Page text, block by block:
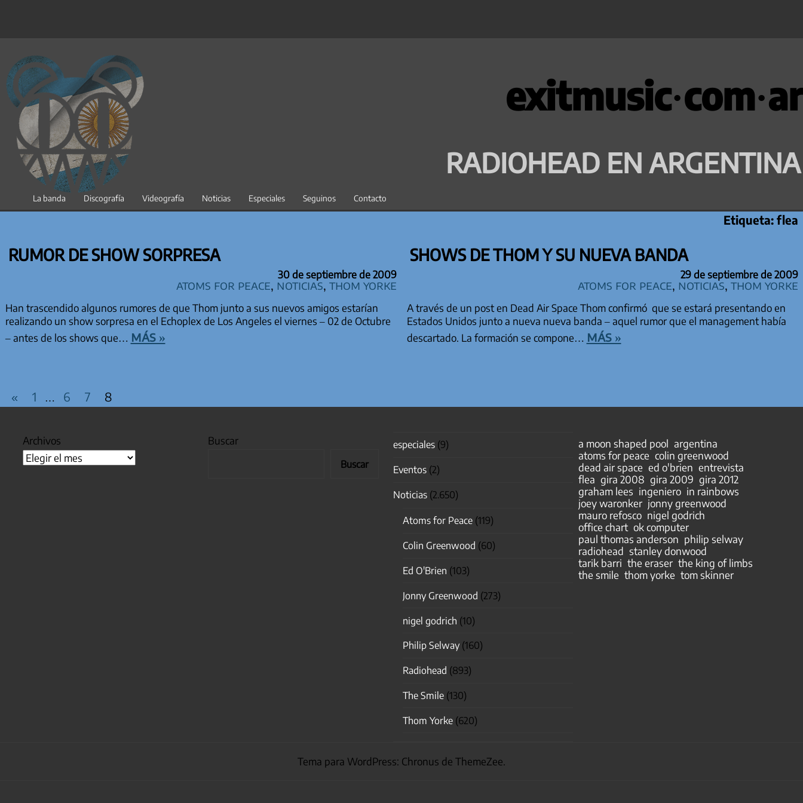
contenido
exitmusic·com·ar
RADIOHEAD EN ARGENTINA
La banda Discografía Videografía Noticias Especiales Seguinos Contacto
Etiqueta: flea
RUMOR DE SHOW SORPRESA
30 de septiembre de 2009
Atoms for Peace Noticias Thom Yorke
Han trascendido algunos rumores de que Thom junto a sus nuevos amigos estarían
realizando un show sorpresa en el Echoplex de Los Angeles el viernes – 02 de Octubre
– antes de los shows que… más »
SHOWS DE THOM Y SU NUEVA BANDA
29 de septiembre de 2009
Atoms for Peace Noticias Thom Yorke
A través de un post en Dead Air Space Thom confirmó que se estará presentando en
Estados Unidos junto a nueva nueva banda – aquel rumor que el management había
descartado. La formación se compone… más »
PAGINACIÓN DE ENTRADAS
«Entradas
1 … 6 7 8
Archivos Buscar
Buscar
especiales(9)
Eventos(2)
Noticias(2.650)
Atoms for Peace(119)
Colin Greenwood (60)
Ed O'Brien (103)
Jonny Greenwood (273)
nigel godrich (10)
Philip Selway(160)
Radiohead (893)
The Smile(130)
Thom Yorke(620)
a moon shaped pool argentina
atoms for peace colin greenwood
dead air space ed o'brien entrevista
flea gira 2008 gira 2009 gira 2012
graham lees ingeniero in rainbows
joey waronker jonny greenwood
mauro refosco nigel godrich
office chart ok computer
paul thomas anderson philip selway
radiohead stanley donwood
tarik barri the eraser the king of limbs
the smile thom yorke tom skinner
Tema para WordPress: Chronus de ThemeZee.